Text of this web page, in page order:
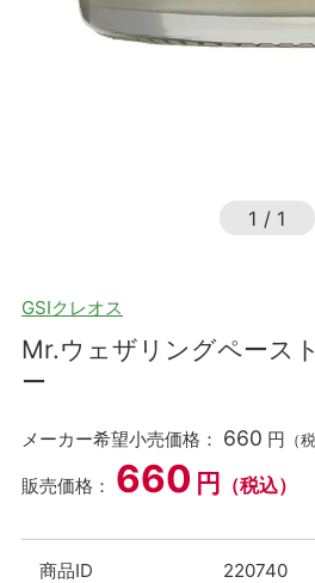
1 / 1
GSIクレオス
Mr.ウェザリングペース
ー
メーカー希望小売価格： 660 円 （
販売価格： 660 円 （税込）
商品ID 220740